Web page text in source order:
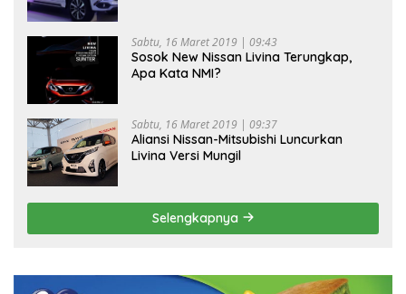
Sabtu, 16 Maret 2019 | 09:43
Sosok New Nissan Livina Terungkap,
Apa Kata NMI?
Sabtu, 16 Maret 2019 | 09:37
Aliansi Nissan-Mitsubishi Luncurkan
Livina Versi Mungil
Selengkapnya